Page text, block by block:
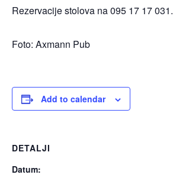
Rezervacije stolova na 095 17 17 031.
Foto: Axmann Pub
Add to calendar
DETALJI
Datum: